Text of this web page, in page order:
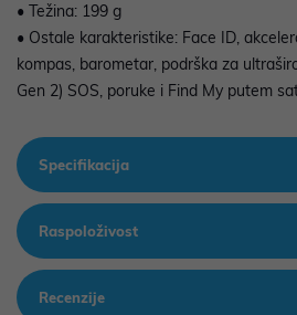
• Težina: 199 g
• Ostale karakteristike: Face ID,
kompas, barometar, podrška za
Gen 2) SOS, poruke i Find My putem
Specifikacija
Raspoloživost
Recenzije